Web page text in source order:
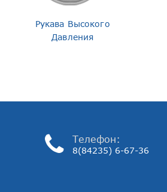
Рукава Высокого
Давления
Телефон:
8(84235) 6-67-36